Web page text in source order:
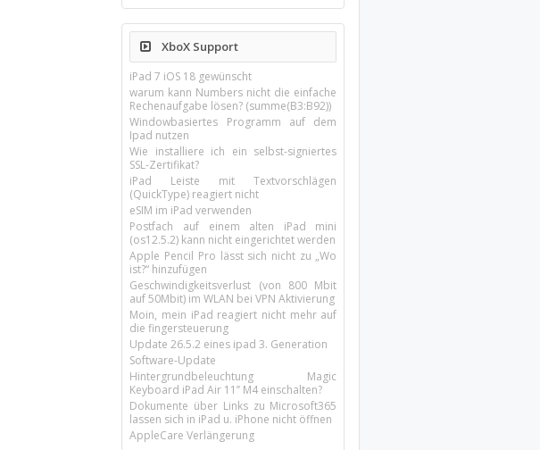
XboX Support
iPad 7 iOS 18 gewünscht
warum kann Numbers nicht die einfache
Rechenaufgabe lösen? (summe(B3:B92))
Windowbasiertes Programm auf dem
Ipad nutzen
Wie installiere ich ein selbst-signiertes
SSL-Zertifikat?
iPad Leiste mit Textvorschlägen
(QuickType) reagiert nicht
eSIM im iPad verwenden
Postfach auf einem alten iPad mini
(os12.5.2) kann nicht eingerichtet werden
Apple Pencil Pro lässt sich nicht zu „Wo
ist?“ hinzufügen
Geschwindigkeitsverlust (von 800 Mbit
auf 50Mbit) im WLAN bei VPN Aktivierung
Moin, mein iPad reagiert nicht mehr auf
die fingersteuerung
Update 26.5.2 eines ipad 3. Generation
Software-Update
Hintergrundbeleuchtung Magic
Keyboard iPad Air 11’’ M4 einschalten?
Dokumente über Links zu Microsoft365
lassen sich in iPad u. iPhone nicht öffnen
AppleCare Verlängerung